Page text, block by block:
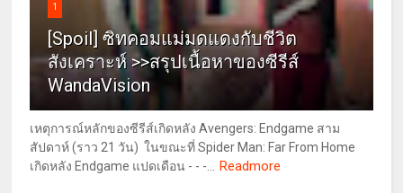
1
[Spoil] ซิทคอมแม่มดแดงกับชีวิต
สังเคราะห์ >>สรุปเนื้อหาของซีรีส์
WandaVision
เหตุการณ์หลักของซีรีส์เกิดหลัง Avengers: Endgame สาม
สัปดาห์ (ราว 21 วัน) ในขณะที่ Spider Man: Far From Home
เกิดหลัง Endgame แปดเดือน - - -...
Readmore